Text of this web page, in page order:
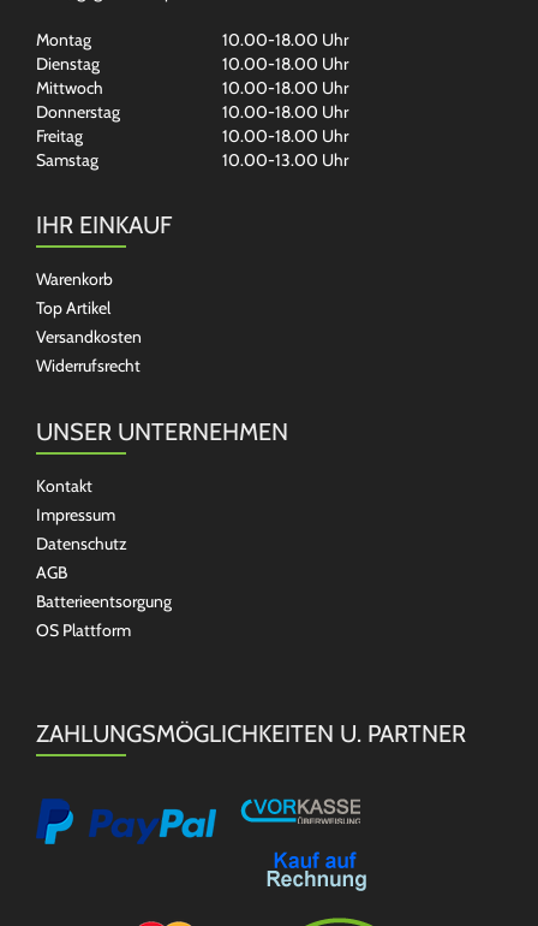
Montag
10.00-18.00 Uhr
Dienstag
10.00-18.00 Uhr
Mittwoch
10.00-18.00 Uhr
Donnerstag
10.00-18.00 Uhr
Freitag
10.00-18.00 Uhr
Samstag
10.00-13.00 Uhr
IHR EINKAUF
Warenkorb
Top Artikel
Versandkosten
Widerrufsrecht
UNSER UNTERNEHMEN
Kontakt
Impressum
Datenschutz
AGB
Batterieentsorgung
OS Plattform
ZAHLUNGSMÖGLICHKEITEN U. PARTNER